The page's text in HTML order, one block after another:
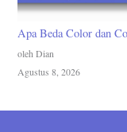
Apa Beda Color dan
oleh Dian
Agustus 8, 2026